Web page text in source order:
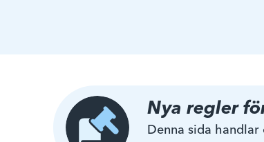
Nya regler
Denna sida